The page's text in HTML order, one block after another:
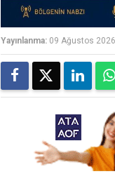
Yayınlanma: 09 Ağustos